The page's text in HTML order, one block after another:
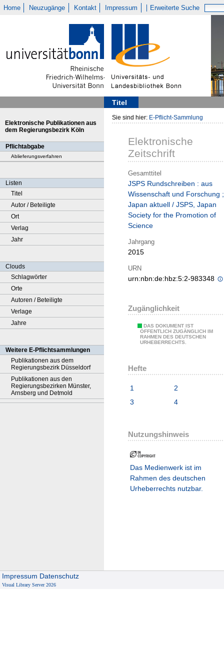
Home Neuzugänge Kontakt Impressum Erweiterte Suche
Titel
Elektronische Publikationen aus
dem Regierungsbezirk Köln
Pflichtabgabe
Ablieferungsverfahren
Listen
Titel
Autor / Beteiligte
Ort
Verlag
Jahr
Clouds
Schlagwörter
Orte
Autoren / Beteiligte
Verlage
Jahre
Weitere E-Pflichtsammlungen
Publikationen aus dem
Regierungsbezirk Düsseldorf
Publikationen aus den
Regierungsbezirken Münster,
Arnsberg und Detmold
Sie sind hier: E-Pflicht-Sammlung
Elektronische
Zeitschrift
Gesamttitel
JSPS Rundschreiben : aus
Wissenschaft und Forschung ;
Japan aktuell / JSPS, Japan
Society for the Promotion of
Science
Jahrgang
2015
URN
urn:nbn:de:hbz:5:2-983348
Zugänglichkeit
DAS DOKUMENT IST
ÖFFENTLICH ZUGÄNGLICH IM
RAHMEN DES DEUTSCHEN
URHEBERRECHTS.
Hefte
1
2
3
4
Nutzungshinweis
Das Medienwerk ist im
Rahmen des deutschen
Urheberrechts nutzbar.
Impressum Datenschutz
Visual Library Server 2026